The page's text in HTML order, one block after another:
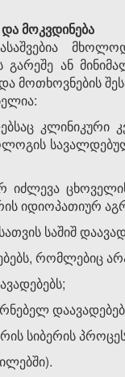
მოკვდინება
გარეშე ან
მოთხოვნების
კლინიკური
იძლევა
იდიოპათიურ
საშიშ
რომლებიც
სიბერის